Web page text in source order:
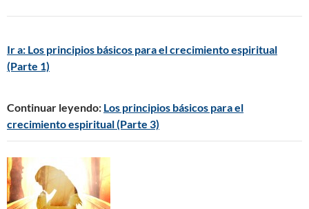
Ir a: Los principios básicos para el crecimiento espiritual
(Parte 1)
Continuar leyendo: Los principios básicos para el
crecimiento espiritual (Parte 3)